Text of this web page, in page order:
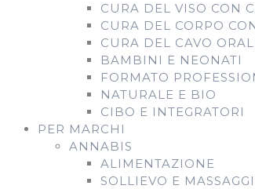
CURA DEL VISO CON
CURA DEL CORPO
CURA DEL CAVO
BAMBINI E NEONATI
FORMATO
NATURALE E BIO
CIBO E INTEGRATORI
PER MARCHI
ANNABIS
ALIMENTAZIONE
SOLLIEVO E